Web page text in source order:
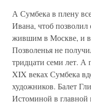
А Сумбека в плену
Ивана, чтоб позволил
жившим в Москве, и
Позволенья не
тридцати семи лет. А
XIX веках Сумбека
художников. Балет
Истоминой в главной